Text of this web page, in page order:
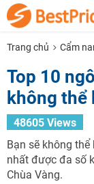
Trang chủ Cẩm
Top 10
không thể
48605 Views
Bạn sẽ không
nhất được đa số
Chùa Vàng.